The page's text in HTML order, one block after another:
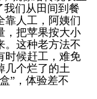
我们从田间到餐
靠人工，阿姨们
，把苹果按大小
。这种老方法不
候赶工，难免
几个烂了的土
”，体验差不